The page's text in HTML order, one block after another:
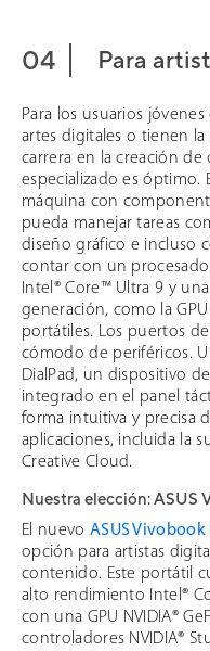
Para
Para los usuarios
artes digitales o tienen
carrera en la creación
especializado es óptimo.
máquina con
pueda manejar tareas
diseño gráfico e incluso
contar con un
Intel® Core™ Ultra 9 y
generación, como la GPU
portátiles. Los puertos
cómodo de periféricos.
DialPad, un dispositivo
integrado en el panel
forma intuitiva y precisa
aplicaciones, incluida la
Creative Cloud.
Nuestra elección: ASUS
El nuevo ASUS Vivobook
opción para artistas
contenido. Este portátil
alto rendimiento Intel®
con una GPU NVIDIA®
controladores NVIDIA®